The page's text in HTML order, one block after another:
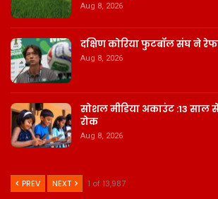
Aug 8, 2026
दक्षिण कोरिया फुटबॉल संघ ने
Aug 8, 2026
सोशल मीडिया अकाउंट :13 साल
रोक
Aug 8, 2026
PREV NEXT 1 of 13,987